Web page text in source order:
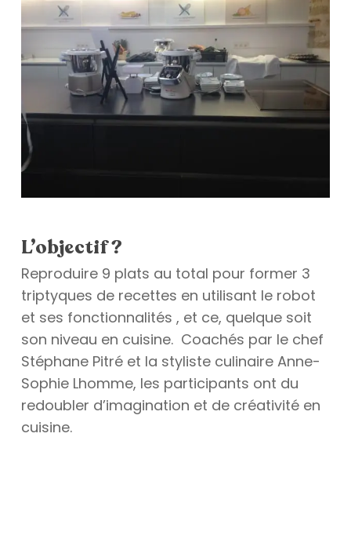
L’objectif ?
Reproduire 9 plats au total pour former 3
triptyques de recettes en utilisant le robot
et ses fonctionnalités , et ce, quelque soit
son niveau en cuisine. Coachés par le chef
Stéphane Pitré et la styliste culinaire Anne-
Sophie Lhomme, les participants ont du
redoubler d’imagination et de créativité en
cuisine.